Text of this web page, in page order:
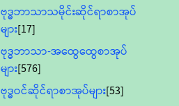
ဗုဒ္ဓဘာသာသမိုင်းဆိုင်ရာစာအုပ်
များ[17]
ဗုဒ္ဓဘာသာ-အထွေထွေစာအုပ်
များ[576]
ဗုဒ္ဓဝင်ဆိုင်ရာစာအုပ်များ[53]